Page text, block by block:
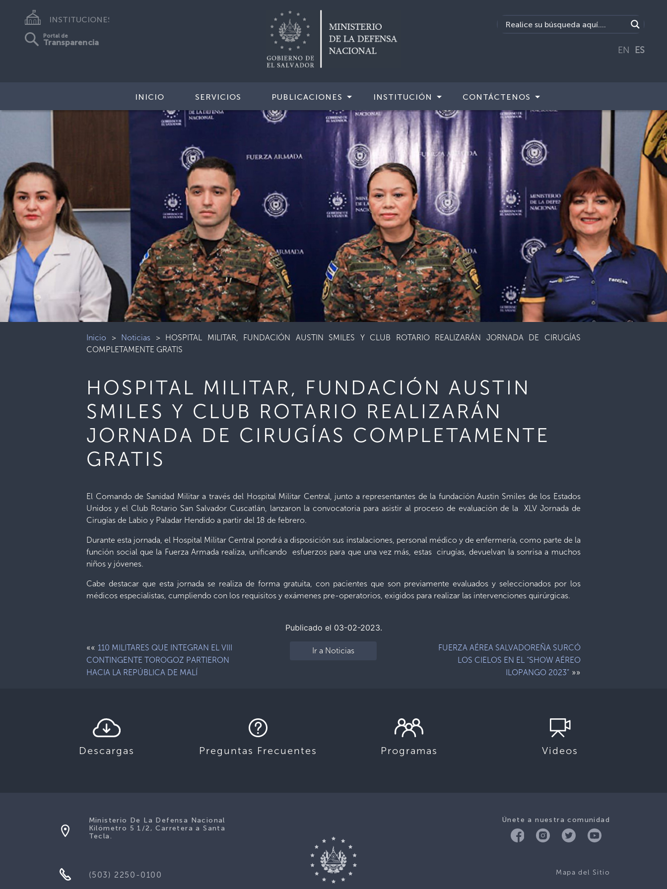
INSTITUCIONES
Portal de
Transparencia
EN ES
INICIO SERVICIOS PUBLICACIONES INSTITUCIÓN CONTÁCTENOS
Inicio > Noticias > HOSPITAL MILITAR, FUNDACIÓN AUSTIN SMILES Y CLUB ROTARIO REALIZARÁN JORNADA DE CIRUGÍAS
COMPLETAMENTE GRATIS
HOSPITAL MILITAR, FUNDACIÓN AUSTIN
SMILES Y CLUB ROTARIO REALIZARÁN
JORNADA DE CIRUGÍAS COMPLETAMENTE
GRATIS
El Comando de Sanidad Militar a través del Hospital Militar Central, junto a representantes de la fundación Austin Smiles de los Estados
Unidos y el Club Rotario San Salvador Cuscatlán, lanzaron la convocatoria para asistir al proceso de evaluación de la XLV Jornada de
Cirugías de Labio y Paladar Hendido a partir del 18 de febrero.
Durante esta jornada, el Hospital Militar Central pondrá a disposición sus instalaciones, personal médico y de enfermería, como parte de la
función social que la Fuerza Armada realiza, unificando esfuerzos para que una vez más, estas cirugías, devuelvan la sonrisa a muchos
niños y jóvenes.
Cabe destacar que esta jornada se realiza de forma gratuita, con pacientes que son previamente evaluados y seleccionados por los
médicos especialistas, cumpliendo con los requisitos y exámenes pre-operatorios, exigidos para realizar las intervenciones quirúrgicas.
Publicado el 03-02-2023.
«« 110 MILITARES QUE INTEGRAN EL VIII
CONTINGENTE TOROGOZ PARTIERON
HACIA LA REPÚBLICA DE MALÍ
Ir a Noticias
FUERZA AÉREA SALVADOREÑA SURCÓ
LOS CIELOS EN EL “SHOW AÉREO
ILOPANGO 2023”»»
Descargas Preguntas Frecuentes Programas Videos
Únete a nuestra comunidad
Mapa del Sitio
Ministerio De La Defensa Nacional
Kilómetro 5 1/2, Carretera a Santa
Tecla.
(503) 2250-0100